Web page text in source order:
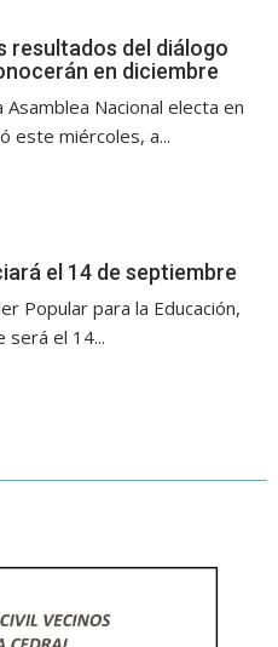
resultados del diálogo
en diciembre
Asamblea Nacional electa en
este miércoles, a...
el 14 de septiembre
Popular para la Educación,
será el 14...